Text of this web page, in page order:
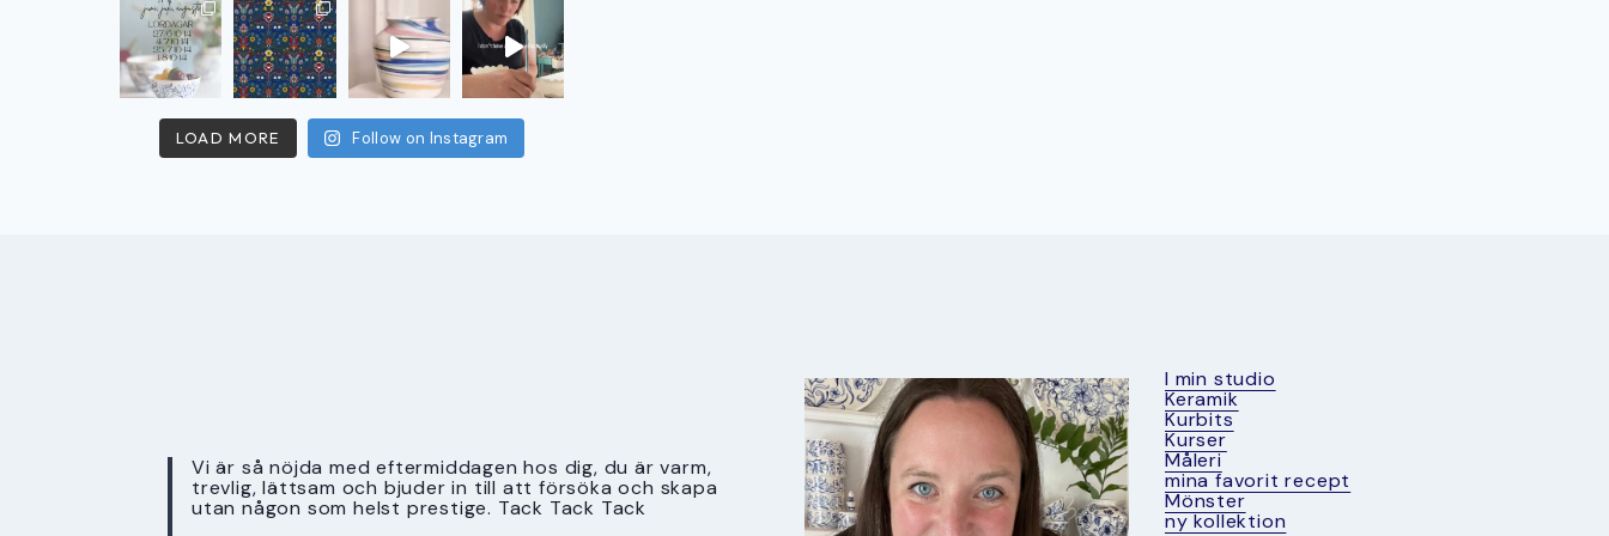
LOAD MORE Follow on Instagram
Vi är så nöjda med eftermiddagen hos dig, du är varm,
trevlig, lättsam och bjuder in till att försöka och skapa
utan någon som helst prestige. Tack Tack Tack
I min studio
Keramik
Kurbits
Kurser
Måleri
mina favorit recept
Mönster
ny kollektion